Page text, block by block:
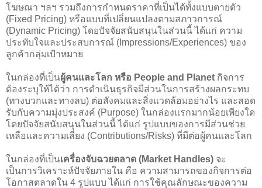
โฆษณา ฯลฯ รวมถึงการกำหนดราคาที่เป็นได้ทั้งแบบตายตัว
(Fixed Pricing) หรือแบบที่เปลี่ยนแปลงตามสภาวการณ์
(Dynamic Pricing) โดยปัจจัยสนับสนุนในส่วนนี้ ได้แก่ ความ
ประทับใจและประสบการณ์ (Impressions/Experiences) ของ
ลูกค้ากลุ่มเป้าหมาย
ในกล่องที่เป็นผู้คนและโลก หรือ People and Planet กิจการ
ต้องระบุให้ได้ว่า การดำเนินธุรกิจมีส่วนในการสร้างผลกระทบ
(ทางบวกและทางลบ) ต่อสังคมและสิ่งแวดล้อมอย่างไร และสอด
รับกับความมุ่งประสงค์ (Purpose) ในกล่องแรกมากน้อยเพียงใด
โดยปัจจัยสนับสนุนในส่วนนี้ ได้แก่ รูปแบบของการมีส่วนช่วย
เหลือและความเสี่ยง (Contributions/Risks) ที่มีต่อผู้คนและโลก
ในกล่องที่เป็นเครื่องจับฉวยตลาด (Market Handles) จะ
เป็นการวิเคราะห์ปัจจัยภายใน คือ ความสามารถของกิจการต่อ
โอกาสตลาดใน 4 รูปแบบ ได้แก่ การใช้คุณลักษณะของความ